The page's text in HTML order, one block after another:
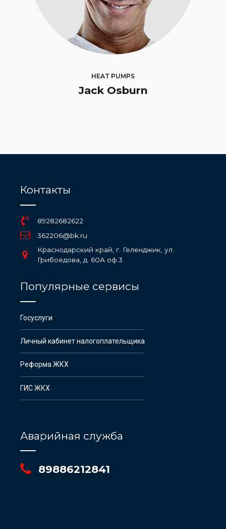
HEAT PUMPS
Jack Osburn
Контакты
89282682622
362206@bk.ru
Краснодарский край, г. Геленджик, ул.
Грибоедова, д. 60А оф.3
Популярные сервисы
Госуслуги
Личный кабинет налогоплательщика
Реформа ЖКХ
ГИС ЖКХ
Аварийная служба
89886212841